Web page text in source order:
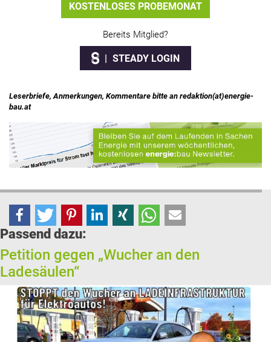
KOSTENLOSES PROBEMONAT
Bereits Mitglied?
STEADY LOGIN
Leserbriefe, Anmerkungen, Kommentare bitte an redaktion(at)energie-
bau.at
Passend dazu:
Petition gegen „Wucher an den
Ladesäulen“